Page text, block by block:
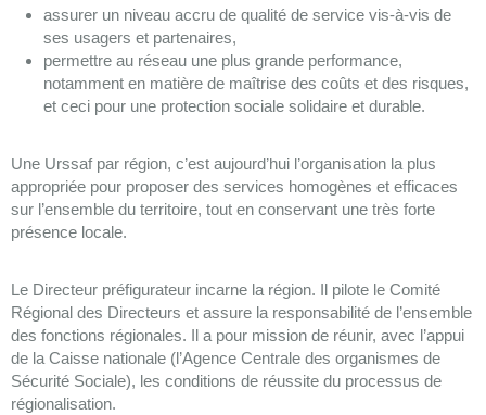
assurer un niveau accru de qualité de service vis-à-vis de
ses usagers et partenaires,
permettre au réseau une plus grande performance,
notamment en matière de maîtrise des coûts et des risques,
et ceci pour une protection sociale solidaire et durable.
Une Urssaf par région, c’est aujourd’hui l’organisation la plus
appropriée pour proposer des services homogènes et efficaces
sur l’ensemble du territoire, tout en conservant une très forte
présence locale.
Le Directeur préfigurateur incarne la région. Il pilote le Comité
Régional des Directeurs et assure la responsabilité de l’ensemble
des fonctions régionales. Il a pour mission de réunir, avec l’appui
de la Caisse nationale (l’Agence Centrale des organismes de
Sécurité Sociale), les conditions de réussite du processus de
régionalisation.